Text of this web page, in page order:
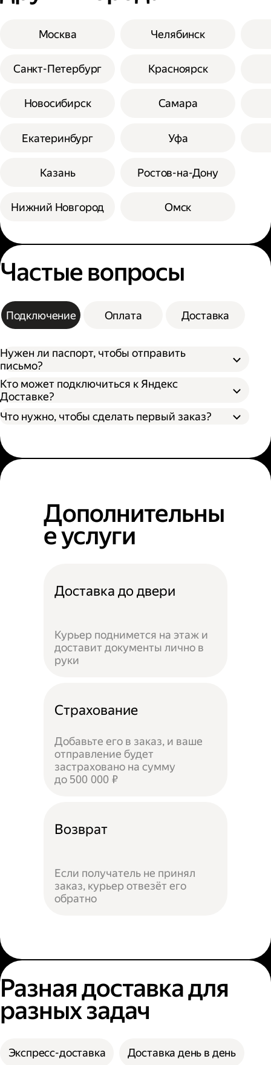
Москва
Санкт-Петербург
Новосибирск
Екатеринбург
Казань
Нижний Новгород
Челябинск
Красноярск
Самара
Уфа
Ростов-на-Дону
Омск
Частые вопросы
Подключение Оплата Доставка
Нужен ли паспорт, чтобы отправить
письмо?
Кто может подключиться к Яндекс
Доставке?
Что нужно, чтобы сделать первый заказ?
Дополнительны
е услуги
Доставка до двери
Курьер поднимется на этаж и
доставит документы лично в
руки
Страхование
Добавьте его в заказ, и ваше
отправление будет
застраховано на сумму
до 500 000 ₽
Возврат
Если получатель не принял
заказ, курьер отвезёт его
обратно
Разная доставка для
разных задач
Экспресс-доставка Доставка день в день